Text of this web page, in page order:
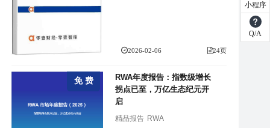
2026-02-06 24页
免 费
RWA年度报告：指数级增长
拐点已至，万亿生态纪元开
启
精品报告 RWA
小程序
Q/A